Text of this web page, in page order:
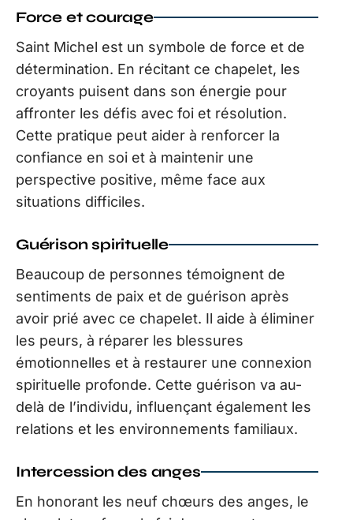
Force et courage
Saint Michel est un symbole de force et de
détermination. En récitant ce chapelet, les
croyants puisent dans son énergie pour
affronter les défis avec foi et résolution.
Cette pratique peut aider à renforcer la
confiance en soi et à maintenir une
perspective positive, même face aux
situations difficiles.
Guérison spirituelle
Beaucoup de personnes témoignent de
sentiments de paix et de guérison après
avoir prié avec ce chapelet. Il aide à éliminer
les peurs, à réparer les blessures
émotionnelles et à restaurer une connexion
spirituelle profonde. Cette guérison va au-
delà de l’individu, influençant également les
relations et les environnements familiaux.
Intercession des anges
En honorant les neuf chœurs des anges, le